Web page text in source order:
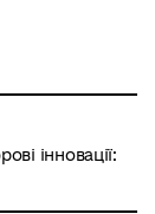
інновації: